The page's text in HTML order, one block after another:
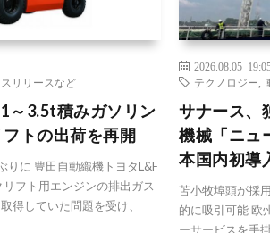
リリースなど
～3.5t積みガソリン
トの出荷を再開
りに 豊田自動織機トヨタL&F
フト用エンジンの排出ガス
得していた問題を受け、
2026.08.05
テクノロジー
,
サナース、
機械「ニュ
本国内初導
苫小牧埠頭が採
的に吸引可能 欧
ーサービスを手